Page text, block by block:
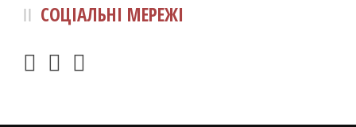
СОЦІАЛЬНІ МЕРЕЖІ